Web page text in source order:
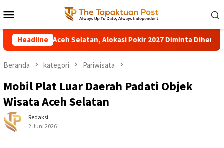
ke
kontenMobile
Headline
DPRK Aceh Selatan, Alokasi Pokir 2027 Diminta Dihentikan
Beranda kategori Pariwisata
Mobil Plat Luar Daerah Padati Objek
Wisata Aceh Selatan
Redaksi
2 Juni 2026